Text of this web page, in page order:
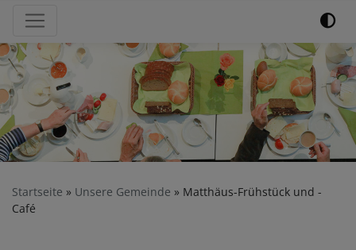
Hauptnavigation
Startseite Unsere Gemeinde
Matthäus-Frühstück und -
Café